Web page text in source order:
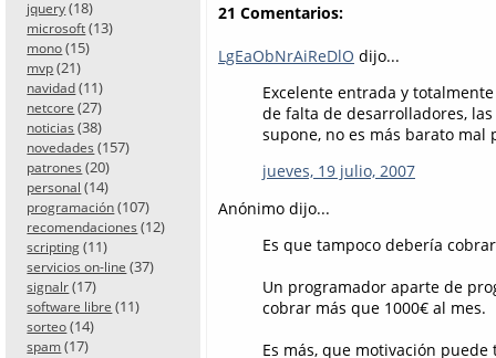
jquery (18)
microsoft (13)
mono (15)
mvp (21)
navidad (11)
netcore (27)
noticias (38)
novedades (157)
patrones (20)
personal (14)
programación (107)
recomendaciones (12)
scripting (11)
servicios on-line (37)
signalr (17)
software libre (11)
sorteo (14)
spam (17)
21 Comentarios:
LgEaObNrAiReDlO dijo...
Excelente entrada y
de falta de desarrolladores,
supone, no es más barato
jueves, 19 julio, 2007
Anónimo dijo...
Es que tampoco debería
Un programador aparte de
cobrar más que 1000€ al mes.
Es más, que motivación